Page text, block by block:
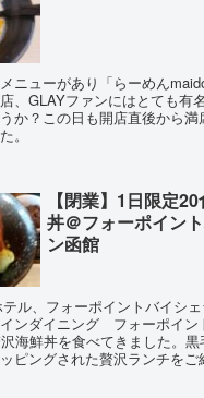
ニューがあり「らーめん
、GLAYファンにはとても有
か？この日も開店直後から満
。
【閉業】1日限定
丼＠フォーポイン
ン函館
ル、フォーポイントバイシ
ンダイニング フォーポイン
海鮮丼を食べてきました。黒
ピングされた贅沢ランチをご